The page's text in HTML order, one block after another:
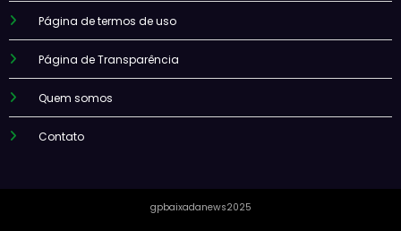
Página de termos de uso
Página de Transparência
Quem somos
Contato
gpbaixadanews2025